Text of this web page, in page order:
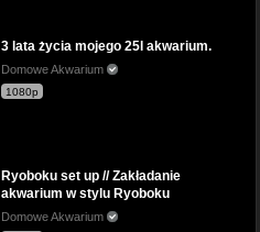
3 lata życia mojego 25l akwarium.
Domowe Akwarium
1080p
Ryoboku set up // Zakładanie
akwarium w stylu Ryoboku
Domowe Akwarium